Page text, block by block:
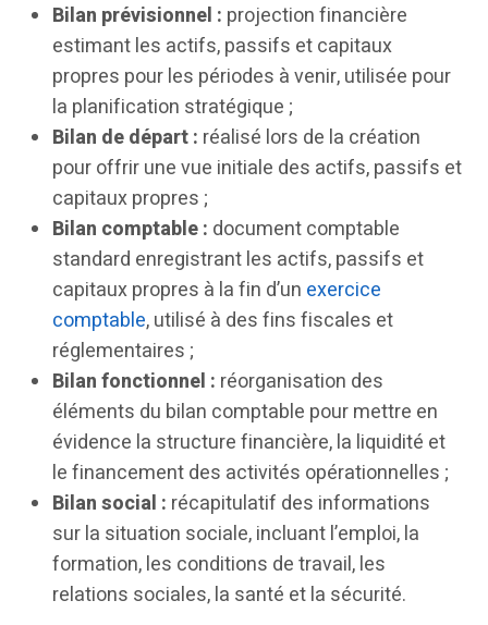
Bilan prévisionnel : projection financière
estimant les actifs, passifs et capitaux
propres pour les périodes à venir, utilisée pour
la planification stratégique ;
Bilan de départ : réalisé lors de la création
pour offrir une vue initiale des actifs, passifs et
capitaux propres ;
Bilan comptable : document comptable
standard enregistrant les actifs, passifs et
capitaux propres à la fin d’un exercice
comptable, utilisé à des fins fiscales et
réglementaires ;
Bilan fonctionnel : réorganisation des
éléments du bilan comptable pour mettre en
évidence la structure financière, la liquidité et
le financement des activités opérationnelles ;
Bilan social : récapitulatif des informations
sur la situation sociale, incluant l’emploi, la
formation, les conditions de travail, les
relations sociales, la santé et la sécurité.